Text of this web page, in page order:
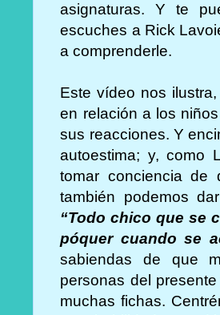
asignaturas. Y te
escuches a Rick
a comprenderle.
Este vídeo nos
en relación a los
sus reacciones. Y
autoestima; y, como
tomar conciencia de
también podemos
“Todo chico que se
póquer cuando se
sabiendas de que
personas del
muchas fichas.